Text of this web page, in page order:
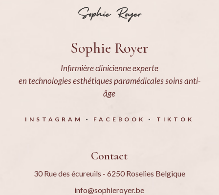
Sophie Royer
Infirmière clinicienne experte
en technologies esthétiques paramédicales soins anti-
âge
INSTAGRAM FACEBOOK TIKTOK
Contact
30 Rue des écureuils - 6250 Roselies Belgique
info@sophieroyer.be